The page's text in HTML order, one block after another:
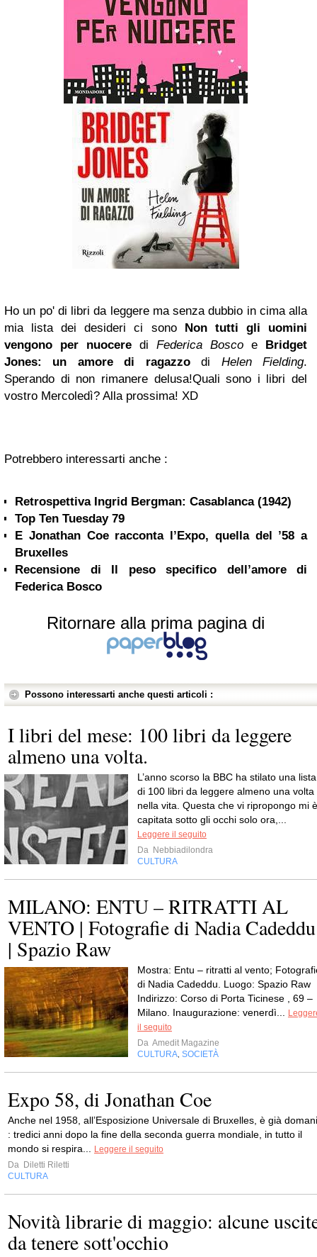
Ho un po' di libri da leggere ma senza dubbio in cima alla
mia lista dei desideri ci sono
Non tutti gli uomini
vengono per nuocere di Federica Bosco e
Bridget
Jones: un amore di ragazzodi Helen Fielding.
Sperando di non rimanere delusa!Quali sono i libri del
vostro Mercoledì? Alla prossima! XD
Potrebbero interessarti anche :
Retrospettiva Ingrid Bergman: Casablanca (1942)
Top Ten Tuesday 79
E Jonathan Coe racconta l’Expo, quella del ’58 a
Bruxelles
Recensione di Il peso specifico dell’amore di
Federica Bosco
Ritornare alla prima pagina di
Possono interessarti anche questi articoli :
I libri del mese: 100 libri da leggere
almeno una volta.
L’anno scorso la BBC ha stilato una lista
di 100 libri da leggere almeno una volta
nella vita. Questa che vi ripropongo mi è
capitata sotto gli occhi solo ora,...
Leggere il seguito
Da Nebbiadilondra
CULTURA
MILANO: ENTU – RITRATTI AL
VENTO | Fotografie di Nadia Cadeddu
| Spazio Raw
Mostra: Entu – ritratti al vento;
di Nadia Cadeddu. Luogo: Spazio Raw
Indirizzo: Corso di Porta Ticinese , 69 –
Milano. Inaugurazione: venerdì...
il seguito
Da Amedit Magazine
CULTURA, SOCIETÀ
Expo 58, di Jonathan Coe
Anche nel 1958, all’Esposizione Universale di Bruxelles, è già domani
: tredici anni dopo la fine della seconda guerra mondiale, in tutto il
mondo si respira... Leggere il seguito
Da Diletti Riletti
CULTURA
Novità librarie di maggio: alcune
da tenere sott'occhio